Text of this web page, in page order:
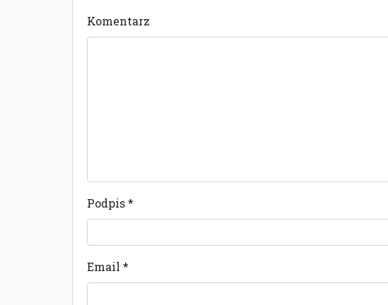
Komentarz
Podpis*
Email *